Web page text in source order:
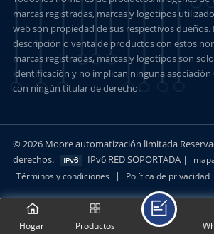
marcas registradas, marcas y logotipos
web son propiedad de sus respectivos dueños.
descripción o venta de productos con estos
marcas registradas, marcas y logotipos son
identificación y no implican ninguna
con ningún titular de derecho.
© 2026 Moore automatización limitada
derechos.
IPv6 RED SOPORTADA |
Términos y condiciones | Política de privacidad
Hogar Productos